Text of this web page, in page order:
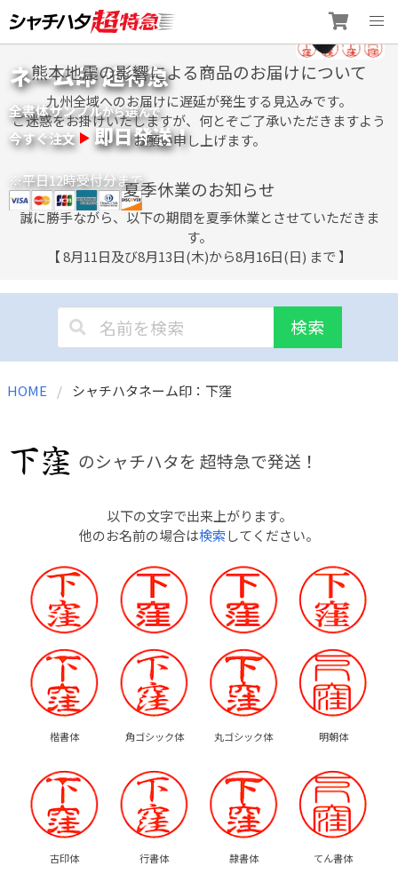
to
content
ネーム印 超特急
全書体サンプルから選んで
今すぐ注文 即日発送！
※平日12時受付分まで
熊本地震の影響による商品のお届けについて
九州全域へのお届けに遅延が発生する見込みです。
ご迷惑をお掛けいたしますが、何とぞご了承いただきますよう
お願い申し上げます。
夏季休業のお知らせ
誠に勝手ながら、以下の期間を夏季休業とさせていただきま
す。
【 8月11日及び8月13日(木)から8月16日(日) まで 】
検索
HOME シャチハタネーム印：下窪
のシャチハタを 超特急で発送！
以下の文字で出来上がります。
他のお名前の場合は検索してください。
楷書体 角ゴシック体 丸ゴシック体 明朝体
古印体 行書体 隷書体 てん書体